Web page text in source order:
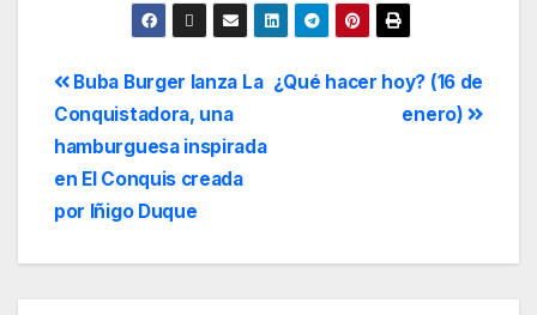
¿Qué hacer hoy? (16 de
enero)
Buba Burger lanza La
Conquistadora, una
hamburguesa inspirada
en El Conquis creada
por Iñigo Duque